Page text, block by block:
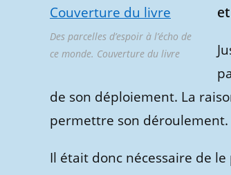
Des parcelles d’espoir à l’écho de
ce monde. Couverture du livre
de son déploiement. La
permettre son déroulement.
Il était donc nécessaire de